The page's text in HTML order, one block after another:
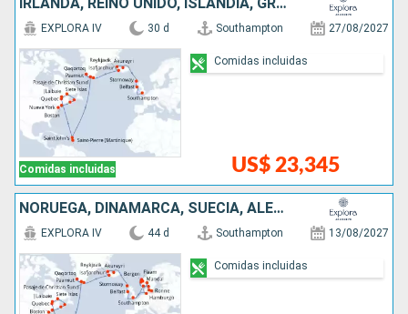
Comidas incluidas
EXPLORA IV 30 d Southampton 27/08/2027
US$ 23,345
Comidas incluidas
NORUEGA, DINAMARCA, SUECIA, ALEMANIA, IRLANDA, REINO UNIDO, ISLANDIA, GROENLANDIA, ANTIGUA Y BARBUDA, CANADÁ, ESTADOS UNIDOS
EXPLORA IV 44 d Southampton 13/08/2027
Comidas incluidas